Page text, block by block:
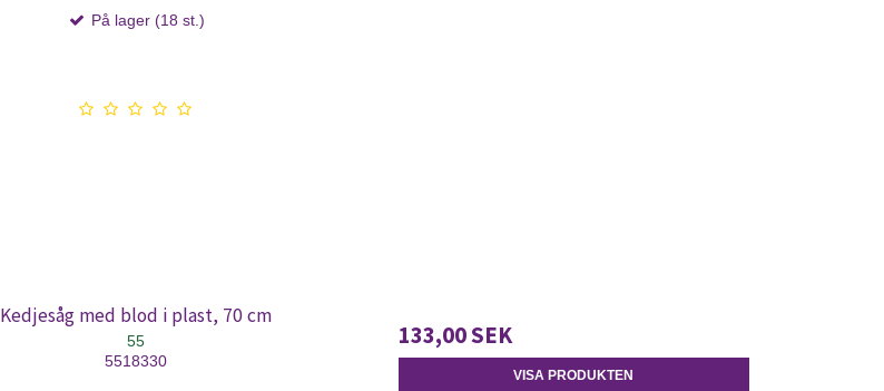
På lager (18 st.)
Kedjesåg med blod i plast, 70 cm
55
5518330
133,00 SEK
VISA PRODUKTEN